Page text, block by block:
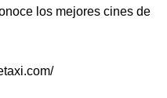
los mejores cines de